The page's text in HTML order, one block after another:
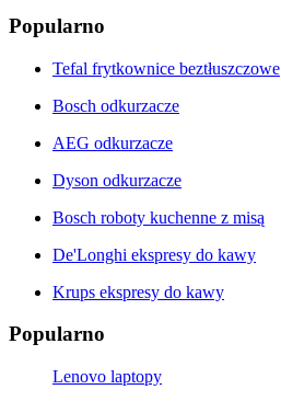
Popularno
Tefal frytkownice beztłuszczowe
Bosch odkurzacze
AEG odkurzacze
Dyson odkurzacze
Bosch roboty kuchenne z misą
De'Longhi ekspresy do kawy
Krups ekspresy do kawy
Popularno
Lenovo laptopy